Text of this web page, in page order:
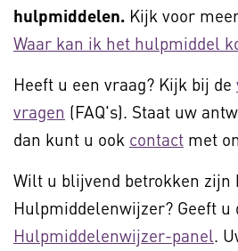
hulpmiddelen. Kijk voor
Waar kan ik het hulpmiddel
Heeft u een vraag? Kijk bij de
vragen (FAQ's). Staat uw
dan kunt u ook contact met
Wilt u blijvend betrokken zijn
Hulpmiddelenwijzer? Geeft u
Hulpmiddelenwijzer-panel.